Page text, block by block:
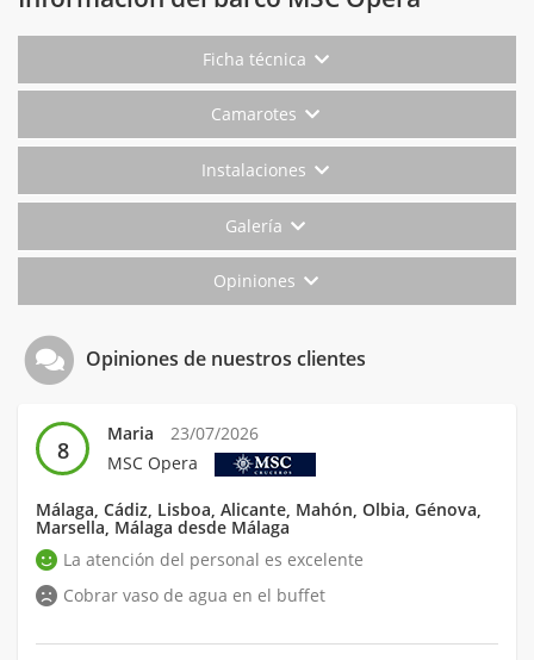
Ficha técnica
Camarotes
Instalaciones
Galería
Opiniones
Opiniones de nuestros clientes
8
Maria
23/07/2026
MSC Opera
Málaga, Cádiz, Lisboa, Alicante, Mahón, Olbia, Génova,
Marsella, Málaga desde Málaga
La atención del personal es excelente
Cobrar vaso de agua en el buffet